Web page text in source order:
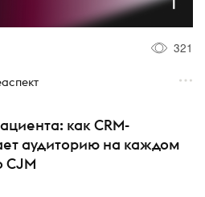
321
как CRM-
аудиторию на каждом
CJM